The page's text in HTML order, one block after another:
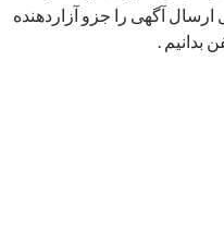
آگهی را جزو آزاردهنده
بدانیم .